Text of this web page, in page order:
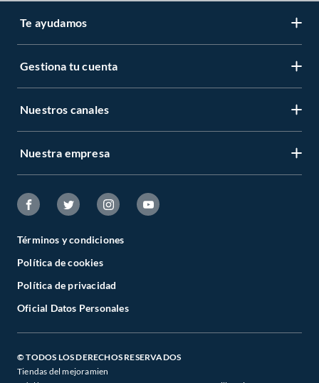
Te ayudamos
Gestiona tu cuenta
Nuestros canales
Nuestra empresa
Términos y condiciones
Política de cookies
Política de privacidad
Oficial Datos Personales
© TODOS LOS DERECHOS RESERVADOS
Tiendas del mejoramien